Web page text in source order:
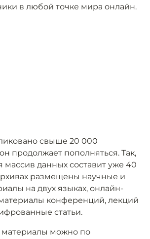
в любой точке мира онлайн.
свыше 20 000
продолжает пополняться. Так,
массив данных составит уже 40
размещены научные и
на двух языках, онлайн-
конференций, лекций
статьи.
можно по